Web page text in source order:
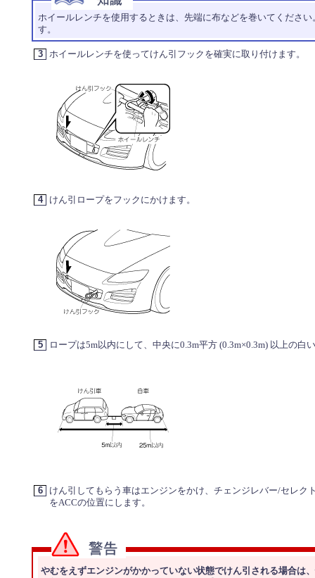
ホイールレンチを使用するときは、先端に布などを巻いてくださ
す。
3 ホイールレンチを使ってけん引フックを確実に取り付けます。
4 けん引ロープをフックにかけます。
5 ロープは5m以内にして、中央に0.3m平方 (0.3m×0.3m) 以上の白
6
けん引してもらう車はエンジンをかけ、チェンジレバー/セレ
をACCの位置にします。
やむをえずエンジンがかかっていない状態でけん引される場合は